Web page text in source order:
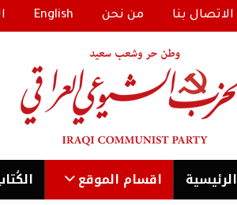
الاتصال بنا من نحن English
الرئیسية اقسام الموقع